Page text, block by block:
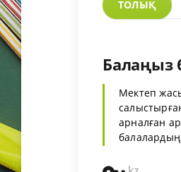
ТОЛЫҚ
Балаңыз
Мектеп
арналған
балалардың